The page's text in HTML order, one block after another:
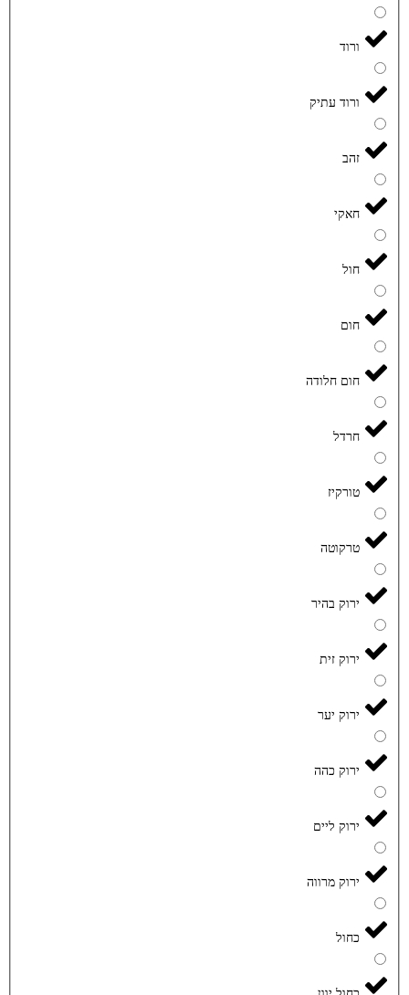
ורוד
ורוד עתיק
זהב
חאקי
חול
חום
חום חלודה
חרדל
טורקיז
טרקוטה
ירוק בהיר
ירוק זית
ירוק יער
ירוק כהה
ירוק ליים
ירוק מרווה
כחול